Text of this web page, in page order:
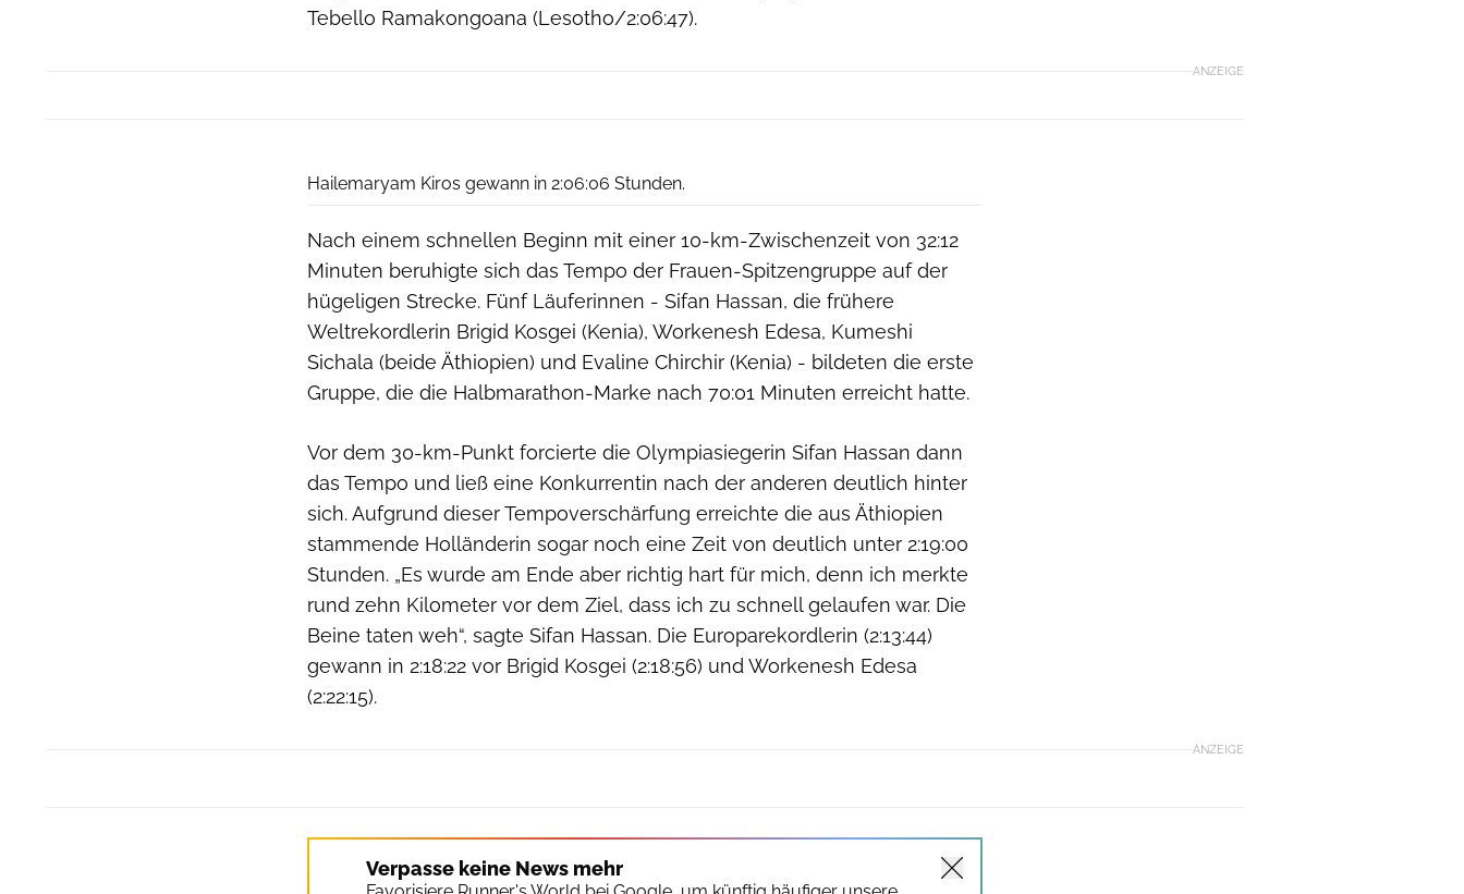
Tebello Ramakongoana (Lesotho/2:06:47).
ANZEIGE
Hailemaryam Kiros gewann in 2:06:06 Stunden.
Nach einem schnellen Beginn mit einer 10-km-Zwischenzeit von 32:12
Minuten beruhigte sich das Tempo der Frauen-Spitzengruppe auf der
hügeligen Strecke. Fünf Läuferinnen - Sifan Hassan, die frühere
Weltrekordlerin Brigid Kosgei (Kenia), Workenesh Edesa, Kumeshi
Sichala (beide Äthiopien) und Evaline Chirchir (Kenia) - bildeten die erste
Gruppe, die die Halbmarathon-Marke nach 70:01 Minuten erreicht hatte.
Vor dem 30-km-Punkt forcierte die Olympiasiegerin Sifan Hassan dann
das Tempo und ließ eine Konkurrentin nach der anderen deutlich hinter
sich. Aufgrund dieser Tempoverschärfung erreichte die aus Äthiopien
stammende Holländerin sogar noch eine Zeit von deutlich unter 2:19:00
Stunden. „Es wurde am Ende aber richtig hart für mich, denn ich merkte
rund zehn Kilometer vor dem Ziel, dass ich zu schnell gelaufen war. Die
Beine taten weh“, sagte Sifan Hassan. Die Europarekordlerin (2:13:44)
gewann in 2:18:22 vor Brigid Kosgei (2:18:56) und Workenesh Edesa
(2:22:15).
ANZEIGE
Verpasse keine News mehr